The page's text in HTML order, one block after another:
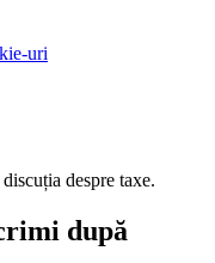
uri
despre taxe.
după